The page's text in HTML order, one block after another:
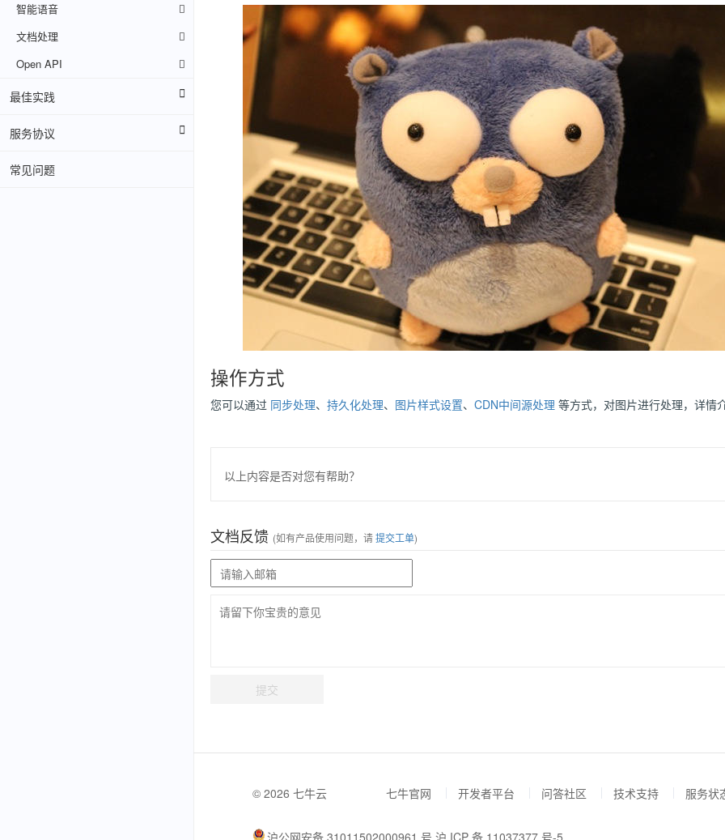
智能语音
文档处理
Open API
最佳实践
服务协议
常见问题
操作方式
您可以通过 同步处理、 持久化处理、 图片样式设置、 CDN中间源处理 等方式，对图片进行处理，详情
以上内容是否对您有帮助？
文档反馈 (如有产品使用问题，请提交工单)
提交
© 2026 七牛云 七牛官网 开发者平台 问答社区 技术支持 服务状
沪公网安备 31011502000961 号 沪 ICP 备 11037377 号-5